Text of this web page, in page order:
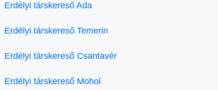
Erdélyi társkereső Ada
Erdélyi társkereső Temerin
Erdélyi társkereső Csantavér
Erdélyi társkereső Mohol